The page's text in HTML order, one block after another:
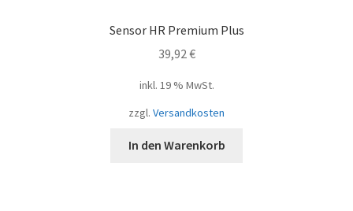
Sensor HR Premium Plus
39,92€
inkl. 19 % MwSt.
zzgl. Versandkosten
In den Warenkorb